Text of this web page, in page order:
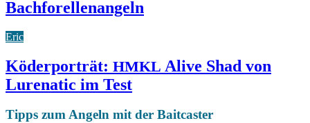
Bachforellenangeln
Eric
Köderporträt: HMKL Alive Shad von
Lurenatic im Test
Tipps zum Angeln mit der Baitcaster